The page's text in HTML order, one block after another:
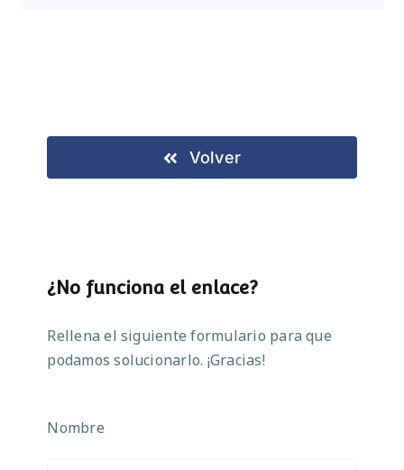
Volver
¿No funciona el enlace?
Rellena el siguiente formulario para que
podamos solucionarlo. ¡Gracias!
Nombre